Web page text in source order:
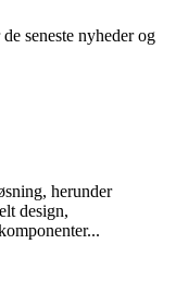
seneste nyheder og
herunder
design,